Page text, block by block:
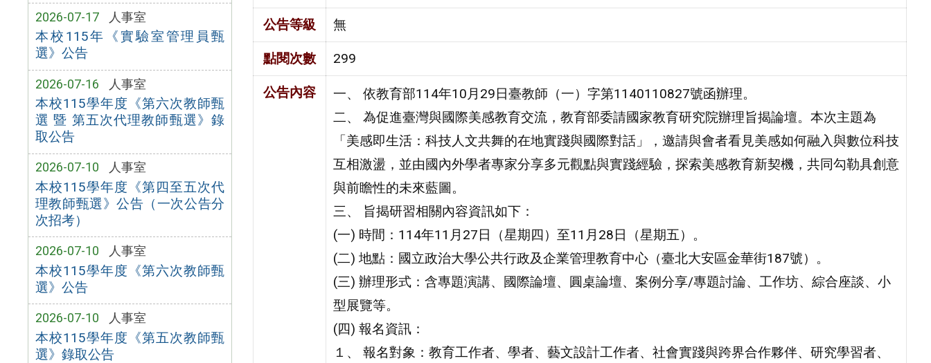
2026-07-17 人事室
本校115年《實驗室管理員甄
選》公告
2026-07-16 人事室
本校115學年度《第六次教師甄
選 暨 第五次代理教師甄選》錄
取公告
2026-07-10 人事室
本校115學年度《第四至五次代
理教師甄選》公告（一次公告分
次招考）
2026-07-10 人事室
本校115學年度《第六次教師甄
選》公告
2026-07-10 人事室
本校115學年度《第五次教師甄
選》錄取公告
公告等級 無
點閱次數 299
公告內容
一、 依教育部114年10月29日臺教師（一）字第1140110827號函辦理。
二、 為促進臺灣與國際美感教育交流，教育部委請國家教育研究院辦理旨揭論壇。本次主題為
「美感即生活：科技人文共舞的在地實踐與國際對話」，邀請與會者看見美感如何融入與數位科技
互相激盪，並由國內外學者專家分享多元觀點與實踐經驗，探索美感教育新契機，共同勾勒具創意
與前瞻性的未來藍圖。
三、 旨揭研習相關內容資訊如下：
(一) 時間：114年11月27日（星期四）至11月28日（星期五）。
(二) 地點：國立政治大學公共行政及企業管理教育中心（臺北大安區金華街187號）。
(三) 辦理形式：含專題演講、國際論壇、圓桌論壇、案例分享/專題討論、工作坊、綜合座談、小
型展覽等。
(四) 報名資訊：
１、 報名對象：教育工作者、學者、藝文設計工作者、社會實踐與跨界合作夥伴、研究學習者、